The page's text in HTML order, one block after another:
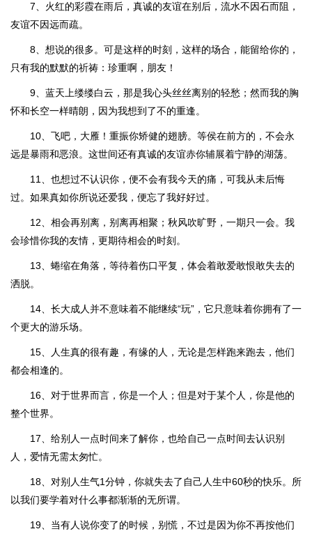
7、火红的彩霞在雨后，真诚的友谊在别后，流水不因石而阻，
友谊不因远而疏。
8、想说的很多。可是这样的时刻，这样的场合，能留给你的，
只有我的默默的祈祷：珍重啊，朋友！
9、蓝天上缕缕白云，那是我心头丝丝离别的轻愁；然而我的胸
怀和长空一样晴朗，因为我想到了不的重逢。
10、飞吧，大雁！重振你矫健的翅膀。等侯在前方的，不会永
远是暴雨和恶浪。这世间还有真诚的友谊赤你辅展着宁静的湖荡。
11、也想过不认识你，便不会有我今天的痛，可我从未后悔
过。如果真如你所说还爱我，便忘了我好好过。
12、相会再别离，别离再相聚；秋风吹旷野，一期只一会。我
会珍惜你我的友情，更期待相会的时刻。
13、蜷缩在角落，等待着伤口平复，体会着敢爱敢恨敢失去的
洒脱。
14、长大成人并不意味着不能继续“玩”，它只意味着你拥有了一
个更大的游乐场。
15、人生真的很有趣，有缘的人，无论是怎样跑来跑去，他们
都会相逢的。
16、对于世界而言，你是一个人；但是对于某个人，你是他的
整个世界。
17、给别人一点时间来了解你，也给自己一点时间去认识别
人，爱情无需太匆忙。
18、对别人生气1分钟，你就失去了自己人生中60秒的快乐。所
以我们要学着对什么事都渐渐的无所谓。
19、当有人说你变了的时候，别慌，不过是因为你不再按他们